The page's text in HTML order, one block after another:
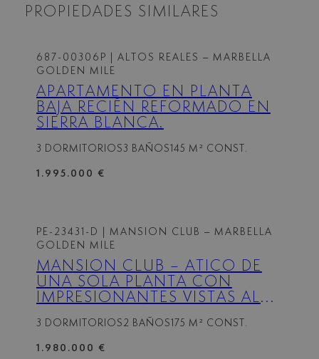
PROPIEDADES SIMILARES
687-00306P
| ALTOS REALES – MARBELLA
GOLDEN MILE
APARTAMENTO EN PLANTA
BAJA RECIÉN REFORMADO EN
SIERRA BLANCA.
3 DORMITORIOS3 BAÑOS 145 M² CONST.
1.995.000 €
PE-23431-D
| MANSION CLUB – MARBELLA
GOLDEN MILE
MANSION CLUB – ÁTICO DE
UNA SOLA PLANTA CON
IMPRESIONANTES VISTAS AL
3 DORMITORIOS 2 BAÑOS 175 M² CONST.
1.980.000 €